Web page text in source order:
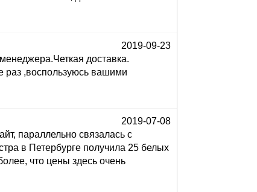
2019-09-23
доставка.
раз ,воспользуюсь вашими
2019-07-08
параллельно связалась с
в Петербурге получила 25 белых
что цены здесь очень